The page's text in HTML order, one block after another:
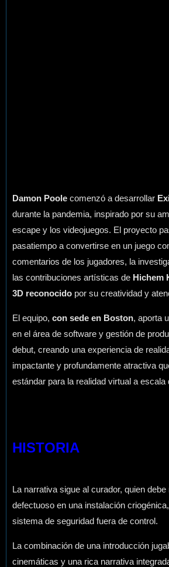
Damon Poole comenzó a desarrollar
durante la pandemia, inspirado por su
escape y los videojuegos. El proyecto
pasatiempo a convertirse en un juego
comentarios de los jugadores, la
las contribuciones artísticas de Hichem
3D reconocido por su creatividad y
El equipo, con sede en Boston, aporta
en el área de software y gestión de
debut, creando una experiencia de
impactante y profundamente atractiva
estándar para la realidad virtual a escala
HISTORIA
La narrativa sigue al curador, quien
defectuoso en una instalación
sistema de seguridad fuera de control.
La combinación de una introducción
cinemáticas y una rica narrativa